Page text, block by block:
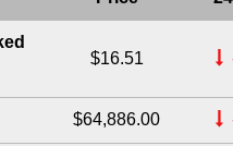
$16.51
$64,886.00